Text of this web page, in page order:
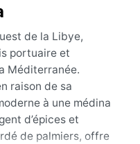
de la Libye,
portuaire et
Méditerranée.
raison de sa
à une médina
d’épices et
de palmiers, offre